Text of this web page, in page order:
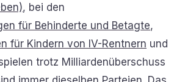
, bei den
für Behinderte und Betagte,
für Kindern von IV-Rentnern und
trotz Milliardenüberschuss